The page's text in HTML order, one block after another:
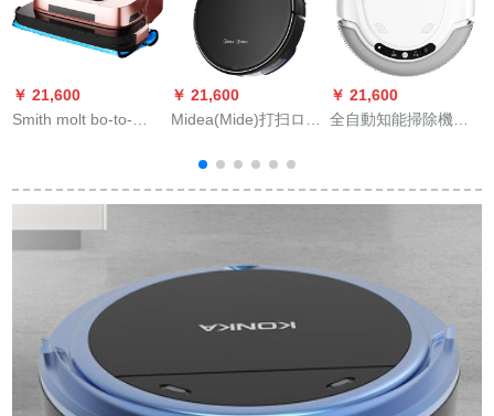
￥ 21,600
Smith molt bo-to-
れたままのmolt-maの
￥ 21,600
Midea(Mide)打扫ロボ
ヌービゲームショウ
ショウ计画家庭扫除
￥ 21,600
全自動知能掃除機の